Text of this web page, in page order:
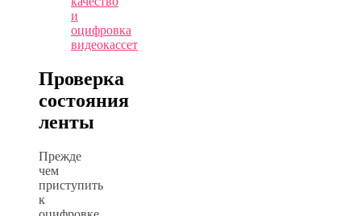
и
оцифровка
видеокассет
Проверка
состояния
ленты
Прежде
чем
приступить
к